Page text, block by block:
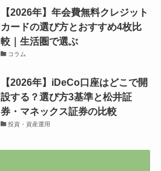
【2026年】年会費無料クレジット
カードの選び方とおすすめ4枚比
較｜生活圏で選ぶ
コラム
【2026年】iDeCo口座はどこで開
設する？選び方3基準と松井証
券・マネックス証券の比較
投資・資産運用